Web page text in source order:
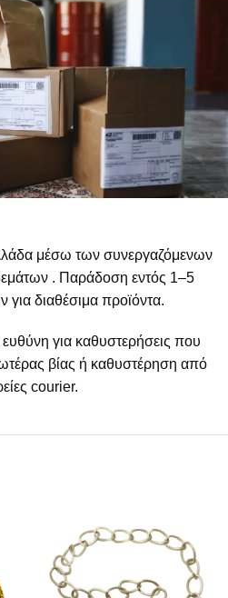
μέσω των συνεργαζόμενων
. Παράδοση εντός 1–5
διαθέσιμα προϊόντα.
για καθυστερήσεις που
βίας ή καθυστέρηση από
courier.